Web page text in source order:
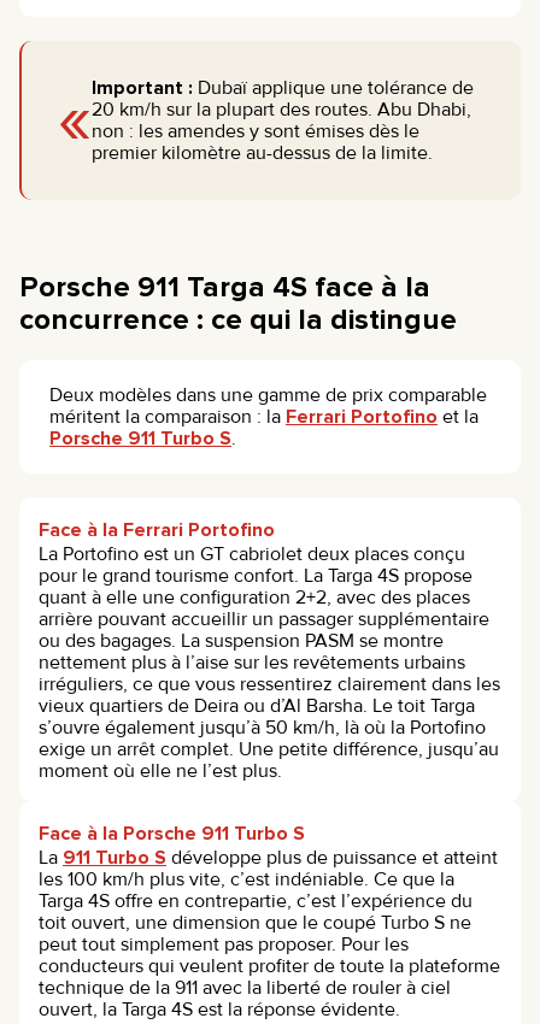
«Important : Dubaï applique une tolérance de
20 km/h sur la plupart des routes. Abu Dhabi,
non : les amendes y sont émises dès le
premier kilomètre au-dessus de la limite.
Porsche 911 Targa 4S face à la
concurrence : ce qui la distingue
Deux modèles dans une gamme de prix comparable
méritent la comparaison : la Ferrari Portofino et la
Porsche 911 Turbo S.
Face à la Ferrari Portofino
La Portofino est un GT cabriolet deux places conçu
pour le grand tourisme confort. La Targa 4S propose
quant à elle une configuration 2+2, avec des places
arrière pouvant accueillir un passager supplémentaire
ou des bagages. La suspension PASM se montre
nettement plus à l’aise sur les revêtements urbains
irréguliers, ce que vous ressentirez clairement dans les
vieux quartiers de Deira ou d’Al Barsha. Le toit Targa
s’ouvre également jusqu’à 50 km/h, là où la Portofino
exige un arrêt complet. Une petite différence, jusqu’au
moment où elle ne l’est plus.
Face à la Porsche 911 Turbo S
La 911 Turbo S développe plus de puissance et atteint
les 100 km/h plus vite, c’est indéniable. Ce que la
Targa 4S offre en contrepartie, c’est l’expérience du
toit ouvert, une dimension que le coupé Turbo S ne
peut tout simplement pas proposer. Pour les
conducteurs qui veulent profiter de toute la plateforme
technique de la 911 avec la liberté de rouler à ciel
ouvert, la Targa 4S est la réponse évidente.